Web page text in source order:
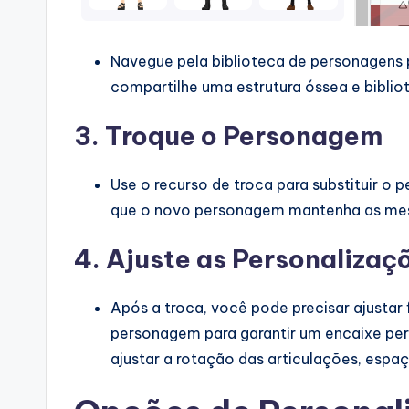
Navegue pela biblioteca de
compartilhe uma estrutura óssea e
3. Troque o Personagem
Use o recurso de troca para substituir o
que o novo personagem mantenha as
4. Ajuste as
Após a troca, você pode precisar
personagem para garantir um encaixe
ajustar a rotação das articulações,